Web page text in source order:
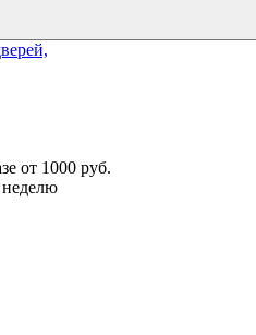
от 1000 руб.
неделю